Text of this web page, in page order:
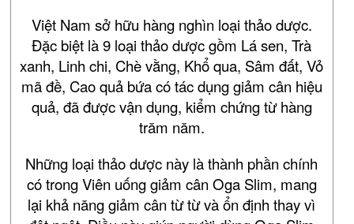
Việt Nam sở hữu hàng nghìn loại thảo dược.
Đặc biệt là 9 loại thảo dược gồm Lá sen, Trà
xanh, Linh chi, Chè vằng, Khổ qua, Sâm đất, Vỏ
mã đề, Cao quả bứa có tác dụng giảm cân hiệu
quả, đã được vận dụng, kiểm chứng từ hàng
trăm năm.
Những loại thảo dược này là thành phần chính
có trong Viên uống giảm cân Oga Slim, mang
lại khả năng giảm cân từ từ và ổn định thay vì